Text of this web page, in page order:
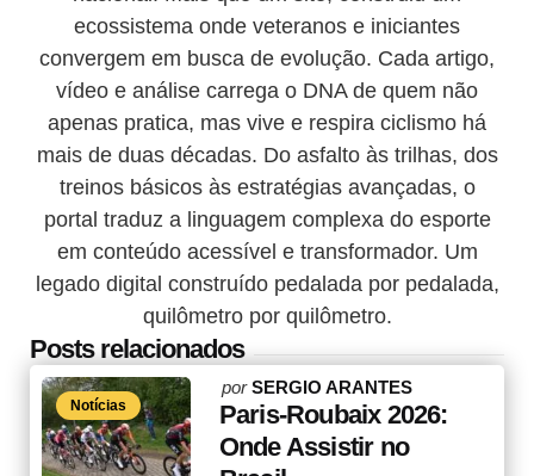
Posts relacionados
Notícias
Posted
by
porSERGIO ARANTES
Paris-Roubaix 2026:
Onde Assistir no
ecossistema onde veteranos e iniciantes
convergem em busca de evolução. Cada artigo,
vídeo e análise carrega o DNA de quem não
apenas pratica, mas vive e respira ciclismo há
mais de duas décadas. Do asfalto às trilhas, dos
treinos básicos às estratégias avançadas, o
portal traduz a linguagem complexa do esporte
em conteúdo acessível e transformador. Um
legado digital construído pedalada por pedalada,
quilômetro por quilômetro.